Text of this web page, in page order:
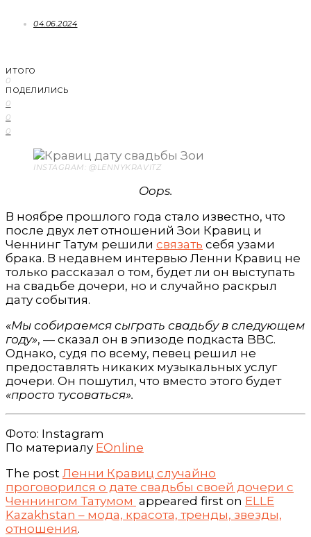
04.06.2024
ИТОГО
0
ПОДЕЛИЛИСЬ
0
0
0
INSTAGRAM: @LENNYKRAVITZ
Oops.
В ноябре прошлого года стало известно, что
после двух лет отношений Зои Кравиц и
Ченнинг Татум решили связать себя узами
брака. В недавнем интервью Ленни Кравиц не
только рассказал о том, будет ли он выступать
на свадьбе дочери, но и случайно раскрыл
дату события.
«Мы собираемся сыграть свадьбу в следующем
году», — сказал он в эпизоде подкаста BBC.
Однако, судя по всему, певец решил не
предоставлять никаких музыкальных услуг
дочери. Он пошутил, что вместо этого будет
«просто тусоваться».
Фото: Instagram
По материалу EOnline
The post Ленни Кравиц cлучайно
проговорился о дате свадьбы своей дочери с
Ченнингом Татумом appeared first on ELLE
Kazakhstan – мода, красота, тренды, звезды,
отношения.